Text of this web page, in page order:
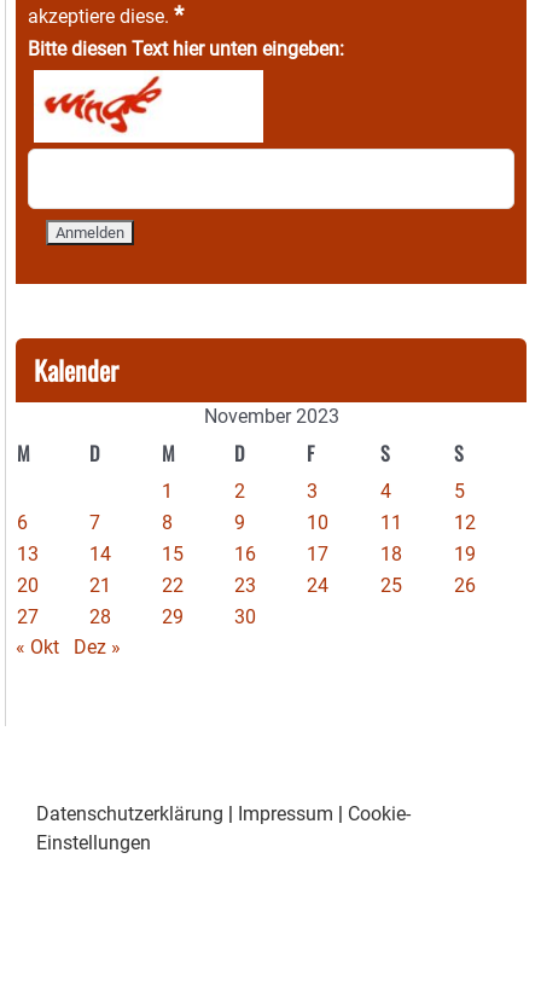
akzeptiere diese. *
Bitte diesen Text hier unten eingeben:
Kalender
November 2023
M D M D F S S
1 2 3 4
5
6
7 8 9 10 11
12
13
14 15 16 17 18
19
20
21 22 23 24 25
26
27
28 29
30
« Okt
Dez »
Datenschutzerklärung Impressum
Cookie-
Einstellungen